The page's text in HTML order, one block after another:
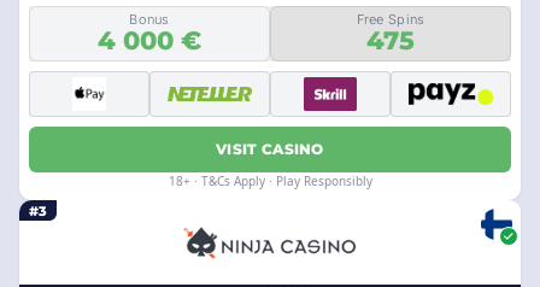
Bonus
4 000 €
Free Spins
475
VISIT CASINO
18+ · T&Cs Apply · Play Responsibly
#3